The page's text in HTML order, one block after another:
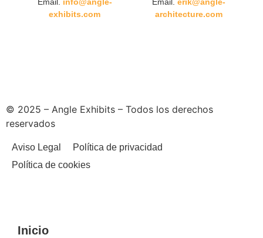
Email. info@angle-
exhibits.com
Email. erik@angle-
architecture.com
© 2025 – Angle Exhibits – Todos los derechos
reservados
Aviso Legal
Política de privacidad
Política de cookies
Inicio